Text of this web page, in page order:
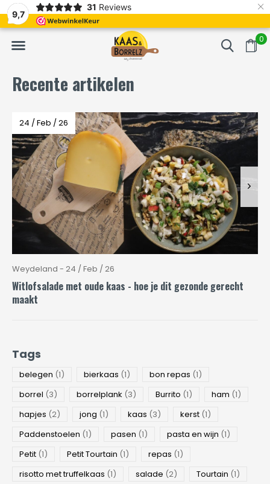
9,7
31 Reviews ×
0
Vaak volgende dag geleverd Gratis bezorgd
Recente artikelen
24 / Feb / 26
Weydeland - 24 / Feb / 26
Witlofsalade met oude kaas - hoe je dit gezonde gerecht
maakt
Tags
belegen (1) bierkaas (1) bon repas (1)
borrel (3) borrelplank (3) Burrito (1) ham (1)
hapjes (2) jong (1) kaas (3) kerst (1)
Paddenstoelen (1) pasen (1) pasta en wijn (1)
Petit (1) Petit Tourtain (1) repas (1)
risotto met truffelkaas (1) salade (2) Tourtain (1)